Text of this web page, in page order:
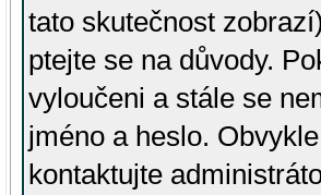
tato skutečnost
ptejte se na důvody.
vyloučeni a stále se
jméno a heslo.
kontaktujte